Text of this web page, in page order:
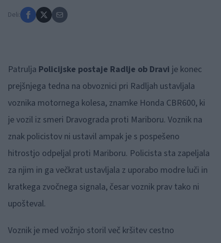
Deli:
Patrulja Policijske postaje Radlje ob Dravi je konec
prejšnjega tedna na obvoznici pri Radljah ustavljala
voznika motornega kolesa, znamke Honda CBR600, ki
je vozil iz smeri Dravograda proti Mariboru. Voznik na
znak policistov ni ustavil ampak je s pospešeno
hitrostjo odpeljal proti Mariboru. Policista sta zapeljala
za njim in ga večkrat ustavljala z uporabo modre luči in
kratkega zvočnega signala, česar voznik prav tako ni
upošteval.
Voznik je med vožnjo storil več kršitev cestno